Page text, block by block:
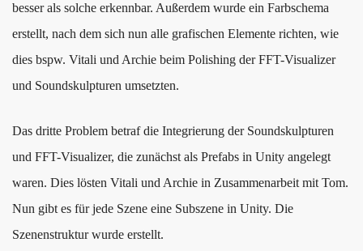
besser als solche erkennbar. Außerdem wurde ein Farbschema
erstellt, nach dem sich nun alle grafischen Elemente richten, wie
dies bspw. Vitali und Archie beim Polishing der FFT-Visualizer
und Soundskulpturen umsetzten.
Das dritte Problem betraf die Integrierung der Soundskulpturen
und FFT-Visualizer, die zunächst als Prefabs in Unity angelegt
waren. Dies lösten Vitali und Archie in Zusammenarbeit mit Tom.
Nun gibt es für jede Szene eine Subszene in Unity. Die
Szenenstruktur wurde erstellt.